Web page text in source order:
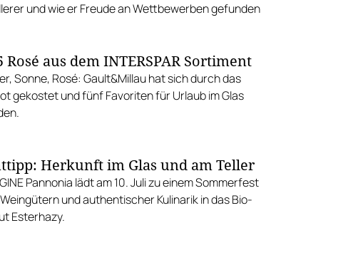
und wie er Freude an Wettbewerben gefunden
Rosé aus dem INTERSPAR Sortiment
Sonne, Rosé: Gault&Millau hat sich durch das
gekostet und fünf Favoriten für Urlaub im Glas
Herkunft im Glas und am Teller
Pannonia lädt am 10. Juli zu einem Sommerfest
und authentischer Kulinarik in das Bio-
Esterhazy.